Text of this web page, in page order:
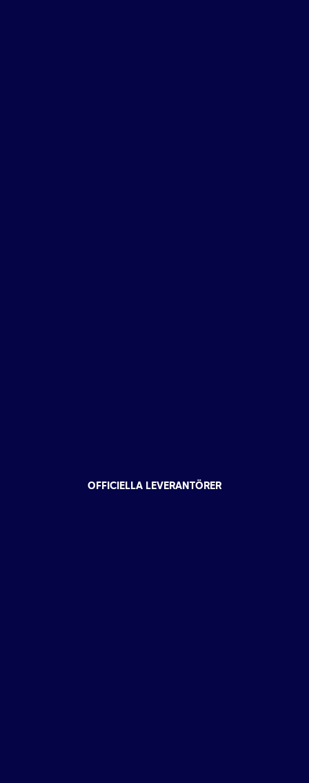
OFFICIELLA LEVERANTÖRER